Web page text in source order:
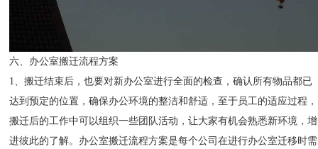
六、办公室搬迁流程方案
1、搬迁结束后，也要对新办公室进行全面的检查，确认所有物品都已
达到预定的位置，确保办公环境的整洁和舒适，至于员工的适应过程，
搬迁后的工作中可以组织一些团队活动，让大家有机会熟悉新环境，增
进彼此的了解。办公室搬迁流程方案是每个公司在进行办公室迁移时需